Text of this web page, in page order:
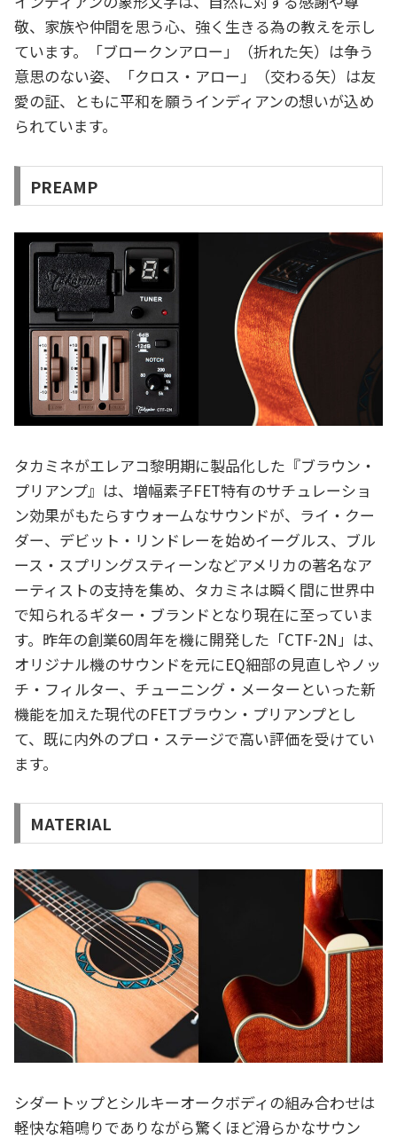
敬、家族や仲間を思う心、強く生きる為の教えを示し
ています。「ブロークンアロー」（折れた矢）は争う
意思のない姿、「クロス・アロー」（交わる矢）は友
愛の証、ともに平和を願うインディアンの想いが込め
られています。
PREAMP
タカミネがエレアコ黎明期に製品化した『ブラウン・
プリアンプ』は、増幅素子FET特有のサチュレーショ
ン効果がもたらすウォームなサウンドが、ライ・クー
ダー、デビット・リンドレーを始めイーグルス、ブル
ース・スプリングスティーンなどアメリカの著名なア
ーティストの支持を集め、タカミネは瞬く間に世界中
で知られるギター・ブランドとなり現在に至っていま
す。昨年の創業60周年を機に開発した「CTF-2N」は、
オリジナル機のサウンドを元にEQ細部の見直しやノッ
チ・フィルター、チューニング・メーターといった新
機能を加えた現代のFETブラウン・プリアンプとし
て、既に内外のプロ・ステージで高い評価を受けてい
ます。
MATERIAL
シダートップとシルキーオークボディの組み合わせは
軽快な箱鳴りでありながら驚くほど滑らかなサウン